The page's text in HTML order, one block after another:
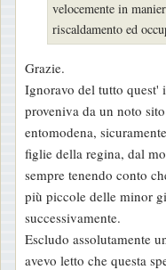
velocemente in
riscaldamento ed
Grazie.
Ignoravo del tutto quest'
proveniva da un noto
entomodena,
figlie della regina, dal
sempre tenendo conto
più piccole delle minor
successivamente.
Escludo assolutamente
avevo letto che questa